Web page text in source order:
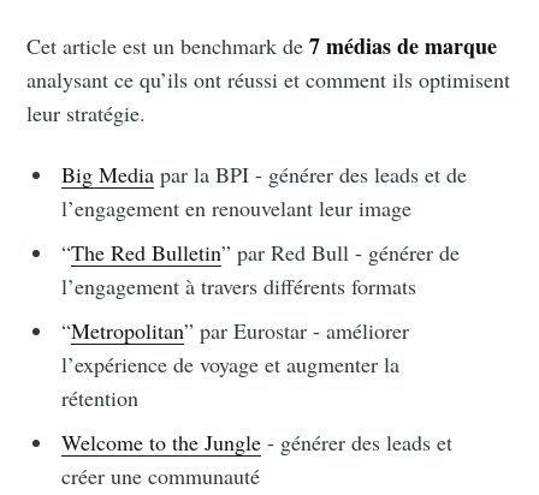
Cet article est un benchmark de7 médias de marque
analysant ce qu’ils ont réussi et comment ils optimisent
leur stratégie.
Big Media par la BPI - générer des leads et de
l’engagement en renouvelant leur image
“The Red Bulletin” par Red Bull - générer de
l’engagement à travers différents formats
“Metropolitan” par Eurostar - améliorer
l’expérience de voyage et augmenter la
rétention
Welcome to the Jungle - générer des leads et
créer une communauté